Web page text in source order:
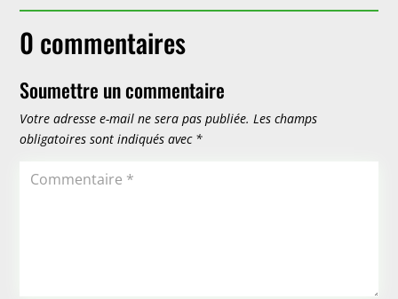
0 commentaires
Soumettre un commentaire
Votre adresse e-mail ne sera pas publiée. Les champs
obligatoires sont indiqués avec *